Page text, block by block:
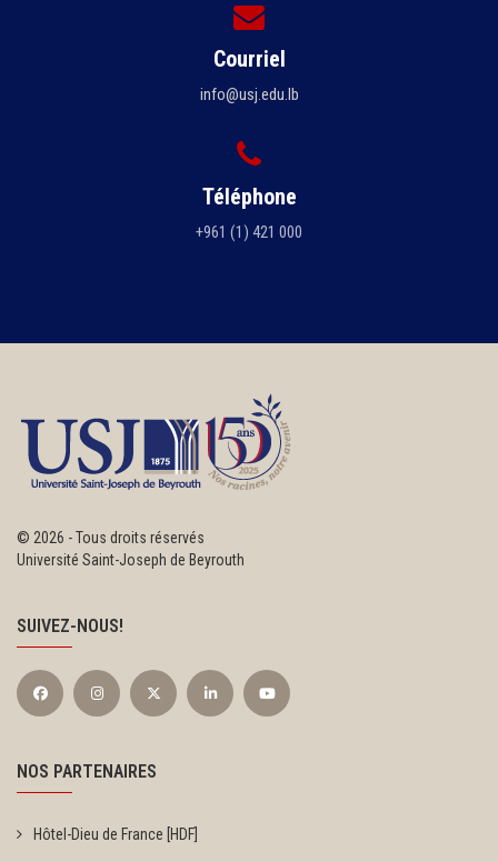
Courriel
info@usj.edu.lb
Téléphone
+961 (1) 421 000
© 2026 - Tous droits réservés
Université Saint-Joseph de Beyrouth
SUIVEZ-NOUS!
NOS PARTENAIRES
Hôtel-Dieu de France [HDF]